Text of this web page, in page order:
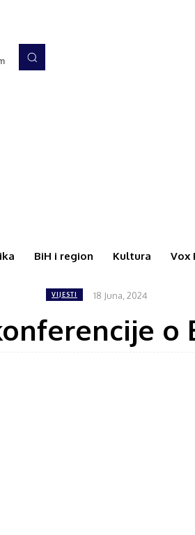
BiH i region Kultura Vox
VIJESTI 18 Juna, 2024
o